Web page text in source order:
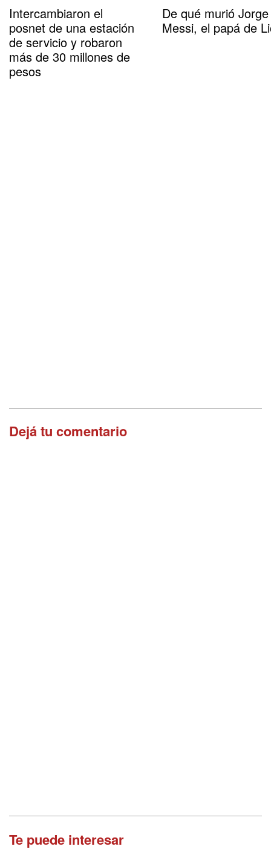
Intercambiaron el
posnet de una estación
de servicio y robaron
más de 30 millones de
pesos
De qué murió Jorge
Messi, el papá de
Dejá tu comentario
Te puede interesar